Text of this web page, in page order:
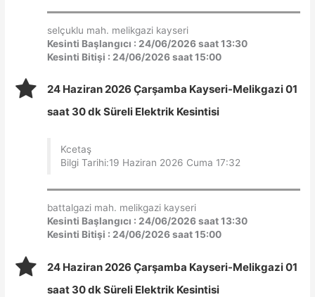
selçuklu mah. melikgazi kayseri
Kesinti Başlangıcı : 24/06/2026 saat 13:30
Kesinti Bitişi : 24/06/2026 saat 15:00
24 Haziran 2026 Çarşamba Kayseri-Melikgazi 01
saat 30 dk Süreli Elektrik Kesintisi
Kcetaş
Bilgi Tarihi:19 Haziran 2026 Cuma 17:32
battalgazi mah. melikgazi kayseri
Kesinti Başlangıcı : 24/06/2026 saat 13:30
Kesinti Bitişi : 24/06/2026 saat 15:00
24 Haziran 2026 Çarşamba Kayseri-Melikgazi 01
saat 30 dk Süreli Elektrik Kesintisi